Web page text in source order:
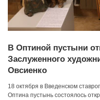
В Оптиной пустыни
Заслуженного
Овсиенко
18 октября в Введенском
Оптина пустынь состоялось